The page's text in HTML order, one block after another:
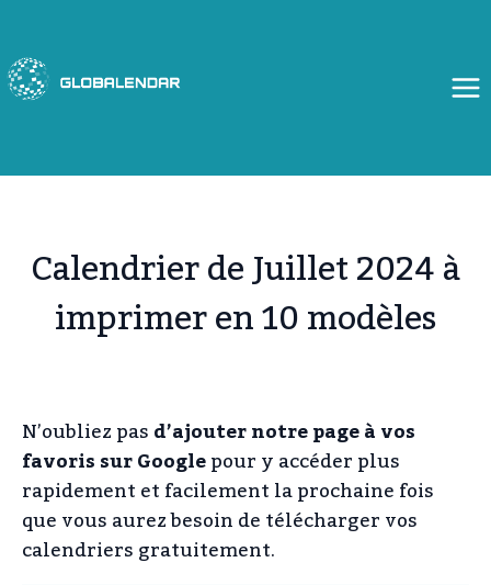
contenu
Calendrier de Juillet 2024 à
imprimer en 10 modèles
N’oubliez pasd’ajouter notre page à vos
favoris sur Googlepour y accéder plus
rapidement et facilement la prochaine fois
que vous aurez besoin de télécharger vos
calendriers gratuitement.